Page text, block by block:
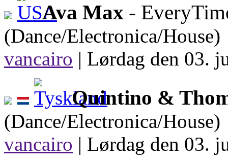
Ava Max -
(Dance/Electronica/House)
vancairo | Lørdag den 03.
Quintino &
(Dance/Electronica/House)
vancairo | Lørdag den 03.